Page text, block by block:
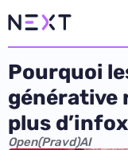
Pourquoi
générative
plus
Open(Pravd)AI